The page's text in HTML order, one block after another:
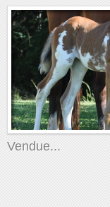
Vendue...